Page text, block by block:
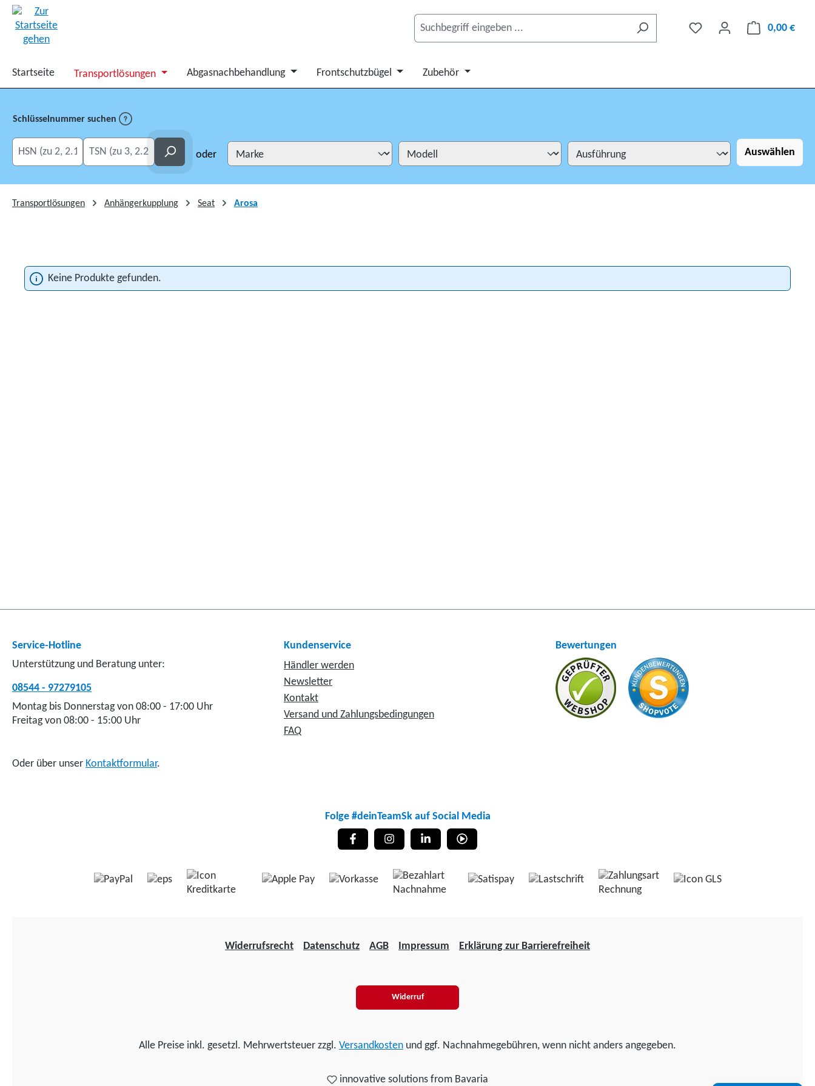
0,00 €
Startseite Transportlösungen Abgasnachbehandlung Frontschutzbügel Zubehör
Schlüsselnummer suchen
HSN eingeben
TSN eingeben Suchen oder Auswählen
Transportlösungen Anhängerkupplung Seat Arosa
Keine Produkte gefunden.
Service-Hotline
Unterstützung und Beratung unter:
08544 - 97279105
Montag bis Donnerstag von 08:00 - 17:00 Uhr
Freitag von 08:00 - 15:00 Uhr
Oder über unser Kontaktformular.
Kundenservice
Händler werden
Newsletter
Kontakt
Versand und Zahlungsbedingungen
FAQ
Bewertungen
Folge #deinTeamSk auf Social Media
Widerrufsrecht Datenschutz AGB Impressum Erklärung zur Barrierefreiheit
Widerruf
Alle Preise inkl. gesetzl. Mehrwertsteuer zzgl. Versandkosten und ggf. Nachnahmegebühren, wenn nicht anders angegeben.
innovative solutions from Bavaria